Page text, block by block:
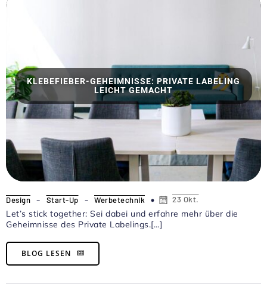
KLEBEFIEBER-GEHEIMNISSE: PRIVATE LABELING
LEICHT GEMACHT
Design - Start-Up - Werbetechnik 23 Okt.
Let’s stick together: Sei dabei und erfahre mehr über die
Geheimnisse des Private Labelings.[…]
BLOG LESEN